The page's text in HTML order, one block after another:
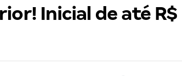
Inicial de até R$